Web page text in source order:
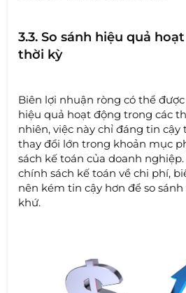
3.3. So sánh hiệu quả
thời kỳ
Biên lợi nhuận ròng có thể
hiệu quả hoạt động trong các
nhiên, việc này chỉ đáng tin cậy
thay đổi lớn trong khoản mục
sách kế toán của doanh
chính sách kế toán về chi phí,
nên kém tin cậy hơn để so
khứ.